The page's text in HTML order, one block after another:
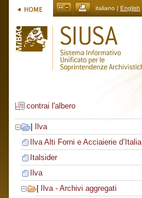
italiano | English
contrai l'albero
Ilva
Ilva Alti Forni e Acciaierie d’Italia
Italsider
Ilva
Ilva - Archivi aggregati